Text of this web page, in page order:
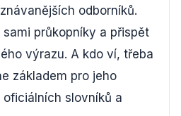
odborníků.
průkopníky a přispět
výrazu. A kdo ví, třeba
základem pro jeho
slovníků a